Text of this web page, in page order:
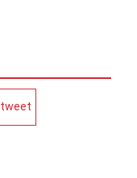
tweet